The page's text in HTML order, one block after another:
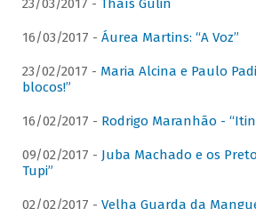
23/03/2017 - Thaís Gulin
16/03/2017 - Áurea Martins: “A Voz”
23/02/2017 - Maria Alcina e Paulo
blocos!”
16/02/2017 - Rodrigo Maranhão -
09/02/2017 - Juba Machado e os
Tupi”
02/02/2017 - Velha Guarda da